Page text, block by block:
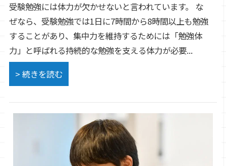
受験勉強には体力が欠かせないと言われています。 な
ぜなら、受験勉強では1日に7時間から8時間以上も勉強
することがあり、集中力を維持するためには「勉強体
力」と呼ばれる持続的な勉強を支える体力が必要...
> 続きを読む